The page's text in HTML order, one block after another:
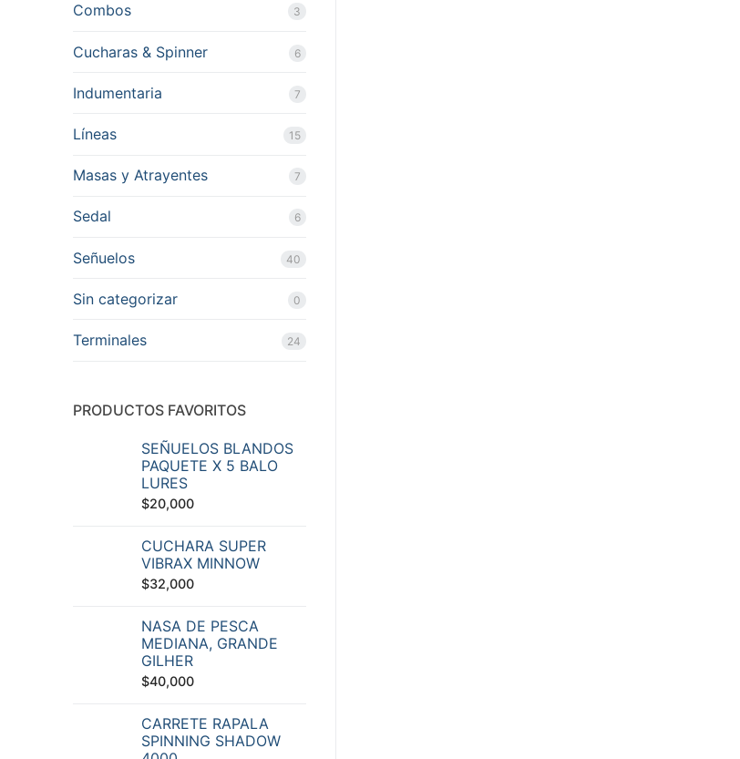
Combos 3
Cucharas & Spinner 6
Indumentaria 7
Líneas 15
Masas y Atrayentes 7
Sedal 6
Señuelos 40
Sin categorizar 0
Terminales 24
PRODUCTOS FAVORITOS
SEÑUELOS BLANDOS
PAQUETE X 5 BALO
LURES
$20,000
CUCHARA SUPER
VIBRAX MINNOW
$32,000
NASA DE PESCA
MEDIANA, GRANDE
GILHER
$40,000
CARRETE RAPALA
SPINNING SHADOW